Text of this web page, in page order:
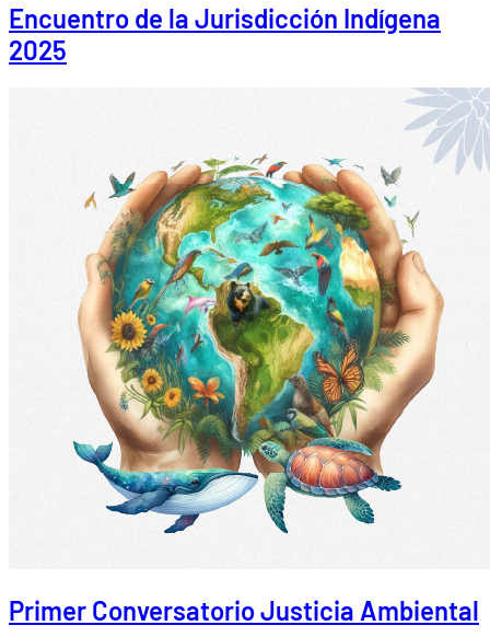
Encuentro de la Jurisdicción Indígena
2025
Primer Conversatorio Justicia Ambiental